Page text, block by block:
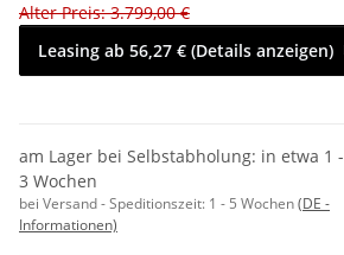
Alter Preis: 3.799,00 €
Leasing ab 56,27 € (Details anzeigen)
am Lager bei Selbstabholung: in etwa 1 -
3 Wochen
bei Versand - Speditionszeit: 1 - 5 Wochen(DE -
Informationen)